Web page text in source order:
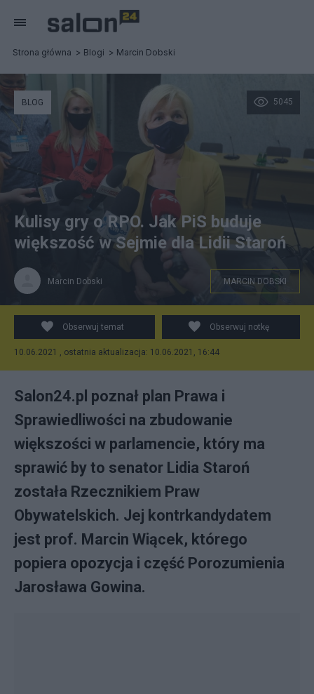
Strona główna Blogi Marcin Dobski
Kandydatka PiS na stanowisko RPO Lidia Staroń. Fot.
PAP/Paweł Supernak
5045
BLOG
Kulisy gry o RPO. Jak PiS buduje
większość w Sejmie dla Lidii Staroń
Marcin Dobski MARCIN DOBSKI
Obserwuj temat Obserwuj notkę
10.06.2021 , ostatnia aktualizacja: 10.06.2021, 16:44
Salon24.pl poznał plan Prawa i
Sprawiedliwości na zbudowanie
większości w parlamencie, który ma
sprawić by to senator Lidia Staroń
została Rzecznikiem Praw
Obywatelskich. Jej kontrkandydatem
jest prof. Marcin Wiącek, którego
popiera opozycja i część Porozumienia
Jarosława Gowina.